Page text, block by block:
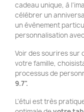
cadeau unique, à
célébrer un
un évènement
personnalisation
Voir des sourires sur
votre famille,
processus de
9.7".
L'étui est très